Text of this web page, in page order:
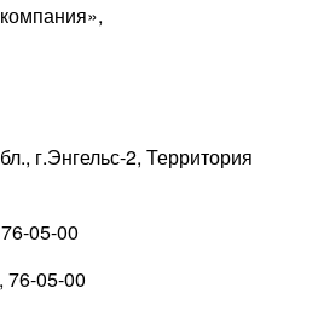
г.Энгельс-2, Территория
05-00
76-05-00